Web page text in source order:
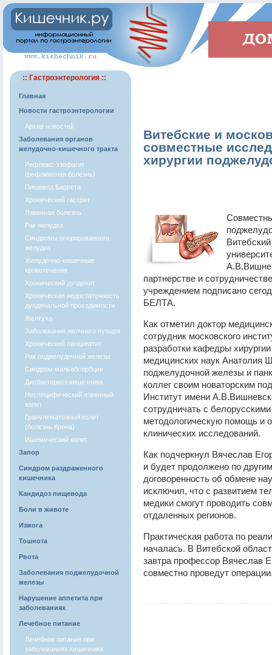
:: Гастроэнтерология ::
Главная
Новости гастроэнтерологии
Архив новостей
Заболевания органов
желудочно-кишечного тракта
Рефлюкс-эзофагит
(рефлюксная болезнь)
Пищевод Баррета
Хронический гастрит
Язвенная болезнь
Рак желудка
Синдромы оперированного
желудка
Желудочно-кишечные
кровотечения
Хронический дуоденит
Хроническая недостаточность
дуоденальной проходимости
Желтуха
Заболевания желчного пузыря
Хронический панкреатит
Рак поджелудочной железы
Синдром мальабсорбции
Дисбактериоз кишечника
Неспецифический язвенный
колит
Гранулематозный колит
(болезнь Крона)
Ишемический колит
Запор
Синдром раздраженного
кишечника
Кандидоз пищевода
Боли в животе
Изжога
Тошнота
Рвота
Заболевания поджелудочной
железы
Нарушение аппетита при
заболеваниях
Лечебное питание
Лечебное питание при
заболеваниях кишечника
Витебские и
совместные
хирургии
партнерстве и
учреждением подписано
БЕЛТА.
Как отметил доктор
сотрудник московского
разработки кафедры
медицинских наук Анатолия
поджелудочной железы и
коллег своим новаторским
Институт имени
сотрудничать с
методологическую помощь и
клинических исследований.
Как подчеркнул Вячеслав
и будет продолжено по
договоренность об обмене
исключил, что с развитием
медики смогут проводить
отдаленных регионов.
Практическая работа по
началась. В Витебской
завтра профессор Вячеслав
совместно проведут